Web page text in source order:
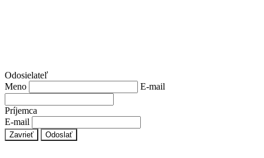
Odosielateľ
Meno
E-mail
Príjemca
E-mail
Zavrieť Odoslať